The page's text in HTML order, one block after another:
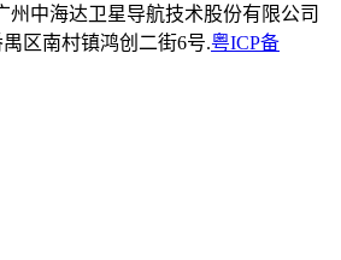
州中海达卫星导航技术股份有限公司
禺区南村镇鸿创二街6号.粤ICP备